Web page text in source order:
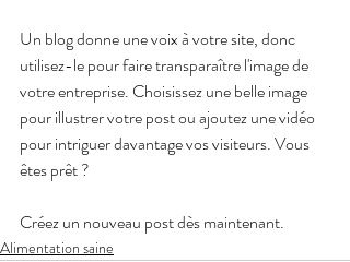
Un blog donne une voix à votre site, donc
utilisez-le pour faire transparaître l'image de
votre entreprise. Choisissez une belle image
pour illustrer votre post ou ajoutez une vidéo
pour intriguer davantage vos visiteurs. Vous
êtes prêt ?
Créez un nouveau post dès maintenant.
Alimentation saine